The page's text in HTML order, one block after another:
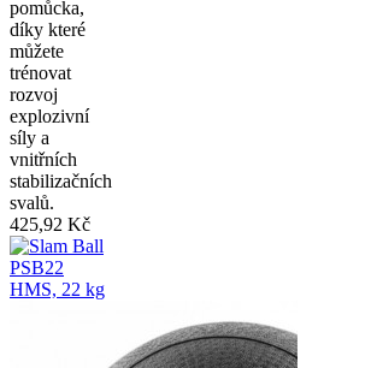
pomůcka,
díky které
můžete
trénovat
rozvoj
explozivní
síly a
vnitřních
stabilizačních
svalů.
425,92 Kč